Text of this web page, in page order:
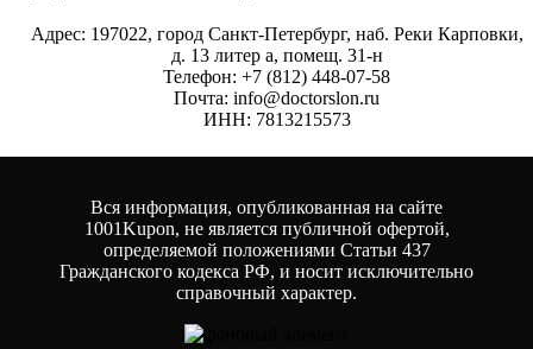
Адрес: 197022, город Санкт-Петербург, наб. Реки Карповки,
д. 13 литер а, помещ. 31-н
Телефон: +7 (812) 448-07-58
Почта: info@doctorslon.ru
ИНН: 7813215573
Вся информация, опубликованная на сайте
1001Kupon, не является публичной офертой,
определяемой положениями Статьи 437
Гражданского кодекса РФ, и носит исключительно
справочный характер.